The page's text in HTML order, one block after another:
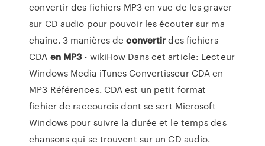
convertir des fichiers MP3 en vue de les graver
sur CD audio pour pouvoir les écouter sur ma
chaîne. 3 manières deconvertirdes fichiers
CDA en MP3- wikiHow Dans cet article: Lecteur
Windows Media iTunes Convertisseur CDA en
MP3 Références. CDA est un petit format
fichier de raccourcis dont se sert Microsoft
Windows pour suivre la durée et le temps des
chansons qui se trouvent sur un CD audio.